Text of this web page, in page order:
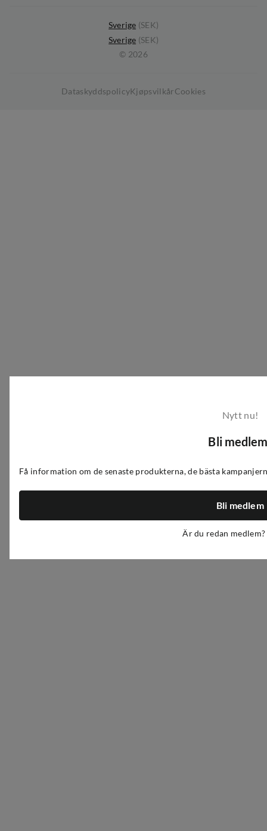
Sverige (SEK)
Sverige (SEK)
© 2026
DataskyddspolicyKjøpsvilkårCookies
Nytt nu!
Bli
Få information om de senaste produkterna, de bästa
Bli medlem
Är du redan medlem?